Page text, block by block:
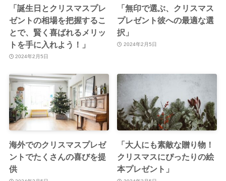
「誕生日とクリスマスプレ
ゼントの相場を把握するこ
とで、賢く喜ばれるメリッ
トを手に入れよう！」
2024年2月5日
「無印で選ぶ、クリスマス
プレゼント彼への最適な選
択」
2024年2月5日
海外でのクリスマスプレゼ
ントでたくさんの喜びを提
供
「大人にも素敵な贈り物！
クリスマスにぴったりの絵
本プレゼント」